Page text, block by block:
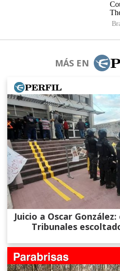
MÁS EN
Juicio a Oscar
Tribunales